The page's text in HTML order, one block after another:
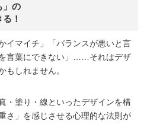
」の
！
イマイチ」「バランスが悪いと言
言葉にできない」……それはデザ
もしれません。
・塗り・線といったデザインを構
さ」を感じさせる心理的な法則が